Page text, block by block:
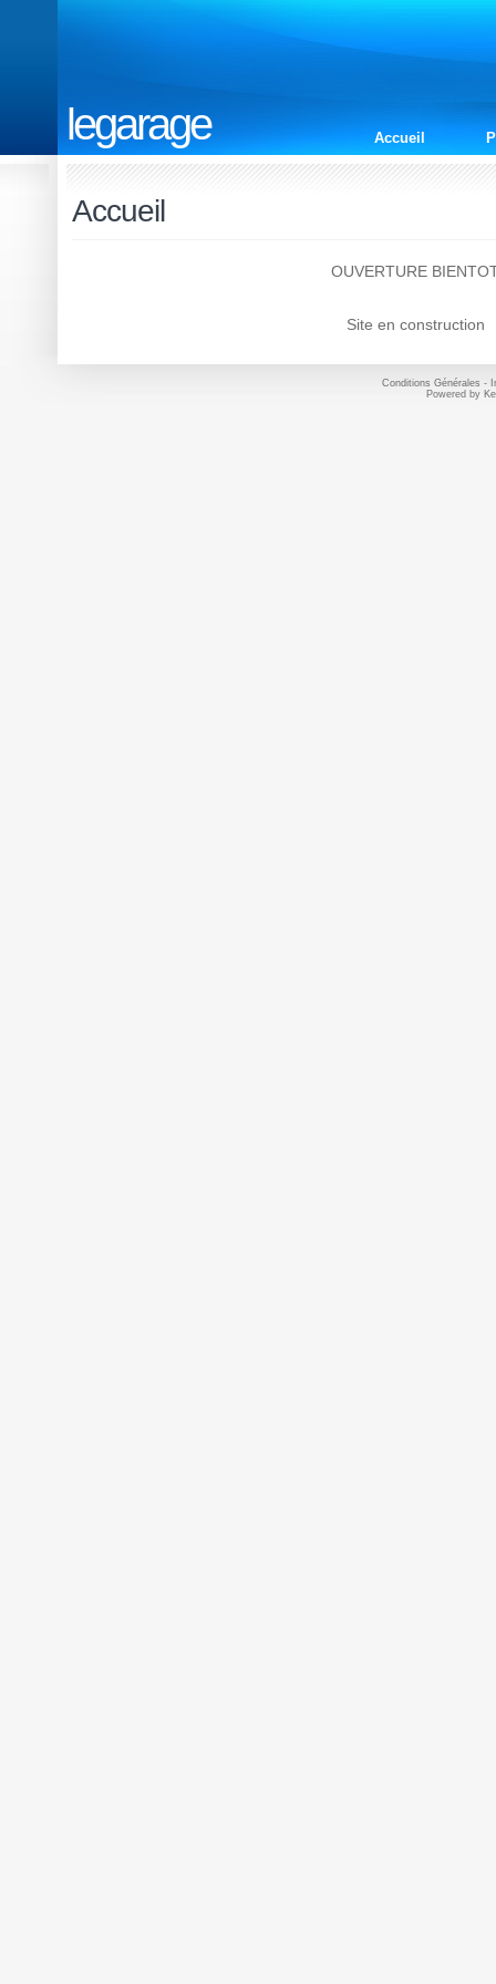
legarage Accueil
Accueil
OUVERTURE
Site en construction
Conditions Générales -
Powered by